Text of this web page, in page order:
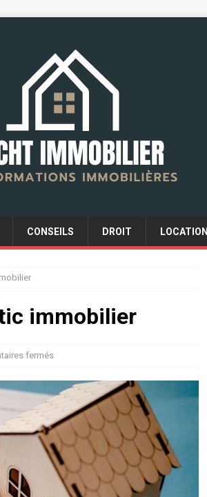
CONSEILS DROIT LOCATION
immobilier
fermés